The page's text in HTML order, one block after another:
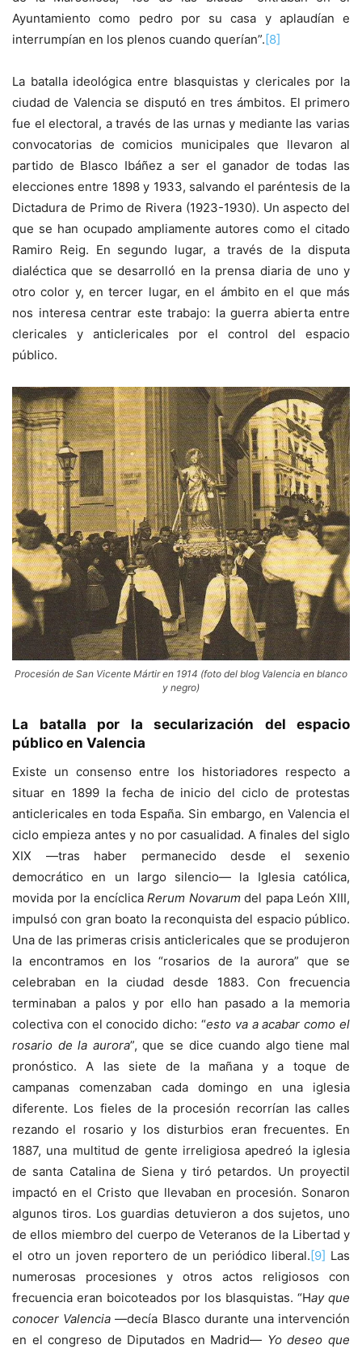
Ayuntamiento como pedro por su casa y aplaudían e
interrumpían en los plenos cuando querían”.[8]
La batalla ideológica entre blasquistas y clericales por la
ciudad de Valencia se disputó en tres ámbitos. El primero
fue el electoral, a través de las urnas y mediante las varias
convocatorias de comicios municipales que llevaron al
partido de Blasco Ibáñez a ser el ganador de todas las
elecciones entre 1898 y 1933, salvando el paréntesis de la
Dictadura de Primo de Rivera (1923-1930). Un aspecto del
que se han ocupado ampliamente autores como el citado
Ramiro Reig. En segundo lugar, a través de la disputa
dialéctica que se desarrolló en la prensa diaria de uno y
otro color y, en tercer lugar, en el ámbito en el que más
nos interesa centrar este trabajo: la guerra abierta entre
clericales y anticlericales por el control del espacio
público.
Procesión de San Vicente Mártir en 1914 (foto del blog Valencia en blanco
y negro)
La batalla por la secularización del espacio
público en Valencia
Existe un consenso entre los historiadores respecto a
situar en 1899 la fecha de inicio del ciclo de protestas
anticlericales en toda España. Sin embargo, en Valencia el
ciclo empieza antes y no por casualidad. A finales del siglo
XIX —tras haber permanecido desde el sexenio
democrático en un largo silencio— la Iglesia católica,
movida por la encíclicaRerum Novarumdel papa León XIII,
impulsó con gran boato la reconquista del espacio público.
Una de las primeras crisis anticlericales que se produjeron
la encontramos en los “rosarios de la aurora” que se
celebraban en la ciudad desde 1883. Con frecuencia
terminaban a palos y por ello han pasado a la memoria
colectiva con el conocido dicho: “esto va a acabar como el
rosario de la aurora”, que se dice cuando algo tiene mal
pronóstico. A las siete de la mañana y a toque de
campanas comenzaban cada domingo en una iglesia
diferente. Los fieles de la procesión recorrían las calles
rezando el rosario y los disturbios eran frecuentes. En
1887, una multitud de gente irreligiosa apedreó la iglesia
de santa Catalina de Siena y tiró petardos. Un proyectil
impactó en el Cristo que llevaban en procesión. Sonaron
algunos tiros. Los guardias detuvieron a dos sujetos, uno
de ellos miembro del cuerpo de Veteranos de la Libertad y
el otro un joven reportero de un periódico liberal.[9] Las
numerosas procesiones y otros actos religiosos con
frecuencia eran boicoteados por los blasquistas. “Hay que
conocer Valencia —decía Blasco durante una intervención
en el congreso de Diputados en Madrid— Yo deseo que